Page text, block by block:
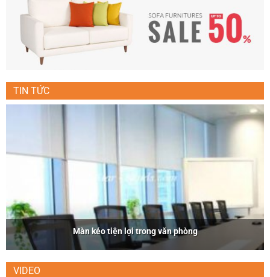
TIN TỨC
Màn kéo tiện lợi trong văn phòng
VIDEO